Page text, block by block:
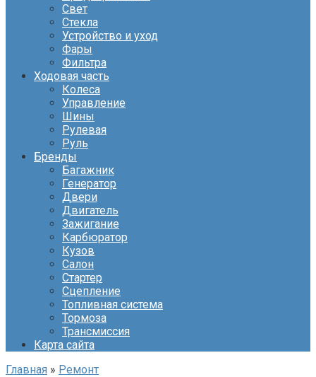
Свет
Стекла
Устройство и уход
Фары
Фильтра
Ходовая часть
Колеса
Управление
Шины
Рулевая
Руль
Бренды
Багажник
Генератор
Двери
Двигатель
Зажигание
Карбюратор
Кузов
Салон
Стартер
Сцепление
Топливная система
Тормоза
Трансмиссия
Карта сайта
Главная » Ремонт